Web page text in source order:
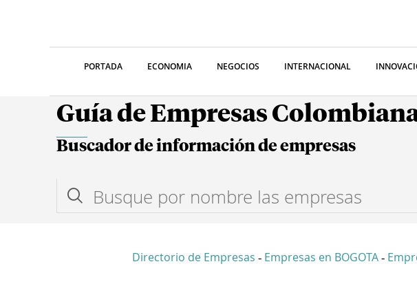
PORTADA ECONOMIA NEGOCIOS INTERNACIONAL
Guía de Empresas
Buscador de información de empresas
Directorio de Empresas - Empresas en BOGOTA -